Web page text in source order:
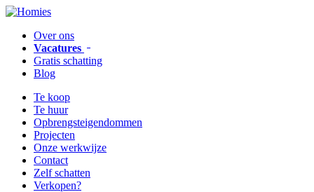
Over ons
Vacatures
Gratis schatting
Blog
Te koop
Te huur
Opbrengsteigendommen
Projecten
Onze werkwijze
Contact
Zelf schatten
Verkopen?